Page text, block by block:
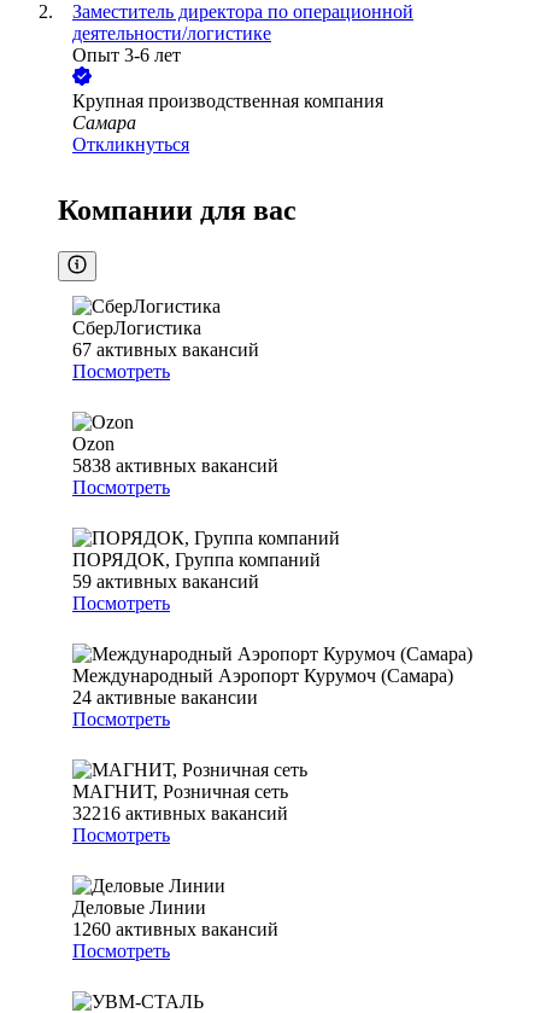
Заместитель директора по операционной
деятельности/логистике
Опыт 3-6 лет
Крупная производственная компания
Самара
Откликнуться
Компании для вас
СберЛогистика
67 активных вакансий
Посмотреть
Ozon
5838 активных вакансий
Посмотреть
ПОРЯДОК, Группа компаний
59 активных вакансий
Посмотреть
Международный Аэропорт Курумоч (Самара)
24 активные вакансии
Посмотреть
МАГНИТ, Розничная сеть
32216 активных вакансий
Посмотреть
Деловые Линии
1260 активных вакансий
Посмотреть